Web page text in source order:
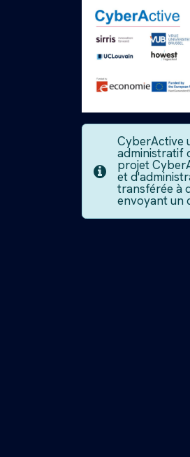
CyberActive
administratif
projet
et
transférée à
envoyant un